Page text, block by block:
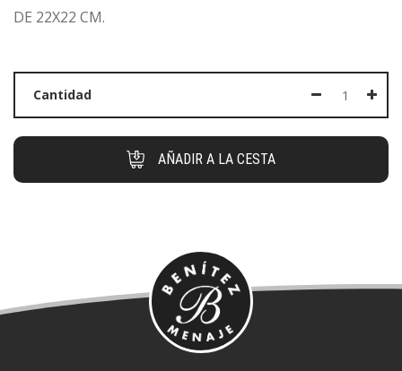
DE 22X22 CM.
Cantidad
AÑADIR A LA CESTA